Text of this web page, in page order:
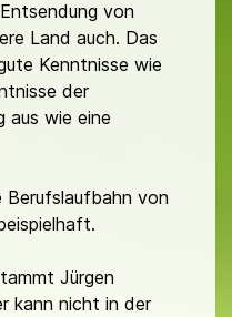
von
Land auch. Das
Kenntnisse wie
der
aus wie eine
von
Jürgen
kann nicht in der